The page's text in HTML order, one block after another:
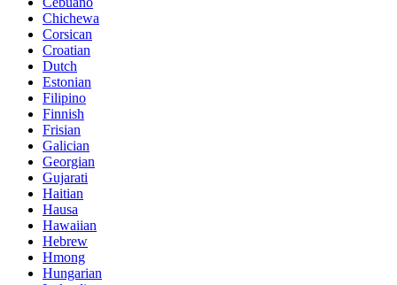
Chichewa
Corsican
Croatian
Dutch
Estonian
Filipino
Finnish
Frisian
Galician
Georgian
Gujarati
Haitian
Hausa
Hawaiian
Hebrew
Hmong
Hungarian